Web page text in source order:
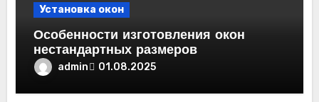
Установка окон
Особенности изготовления окон
нестандартных размеров
admin 01.08.2025